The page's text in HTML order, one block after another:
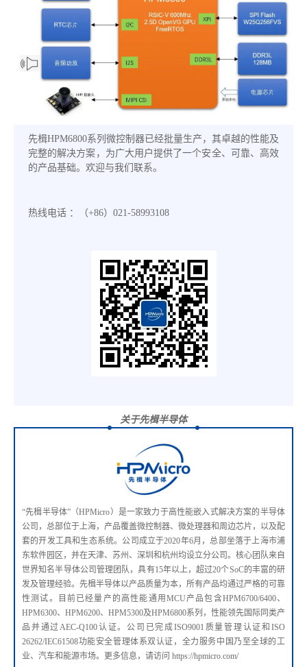
先楫HPM6800系列微控制器已经批量生产，其卓越的性能及
完整的解决方案，为广大用户提供了一个安全、可靠、高效
的产品基础。欢迎与我们联系。
热线电话 ：（+86）021-58993108
关于先楫半导体
“先楫半导体”（HPMicro）是一家致力于高性能嵌入式解决方案的半导体
公司，总部位于上海，产品覆盖微控制器、微处理器和周边芯片，以及配
套的开发工具和生态系统。公司成立于2020年6月，总部坐落于上海市浦
东软件园区，并在天津、苏州、深圳和杭州均设立分公司。核心团队来自
世界知名半导体公司管理团队，具有15年以上，超过20个SoC的丰富的研
发及管理经验。先楫半导体以产品质量为本，所有产品均通过严格的可靠
性测试。目前已经量产的高性能通用MCU产品包含HPM6700/6400、
HPM6300、HPM6200、HPM5300及HPM6800系列，性能领先国际同类产
品并通过AEC-Q100认证。公司已完成ISO9001质量管理认证和ISO
26262/IEC61508功能安全管理体系双认证，全力服务中国乃至全球的工
业、汽车和能源市场。更多信息，请访问 https://hpmicro.com/